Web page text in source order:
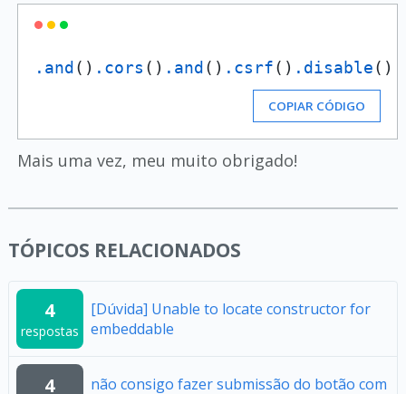
.and() .cors () .and() .csrf() .disable()
COPIAR CÓDIGO
Mais uma vez, meu muito obrigado!
TÓPICOS RELACIONADOS
4
respostas
[Dúvida] Unable to locate constructor for
embeddable
4
não consigo fazer submissão do botão com